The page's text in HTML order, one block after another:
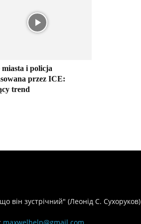
miasta i policja
przez ICE:
trend
він зустрічний" (Леонід С. Сухоруков)
maxwelhelp@gmail.com